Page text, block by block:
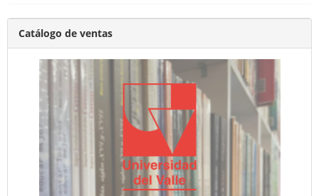
Catálogo de ventas